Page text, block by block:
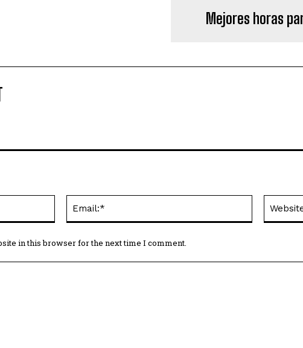
Mejores horas
in this browser for the next time I comment.